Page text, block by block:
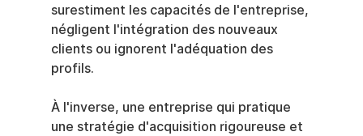
surestiment les capacités de l'entreprise,
négligent l'intégration des nouveaux
clients ou ignorent l'adéquation des
profils.
À l'inverse, une entreprise qui pratique
une stratégie d'acquisition rigoureuse et